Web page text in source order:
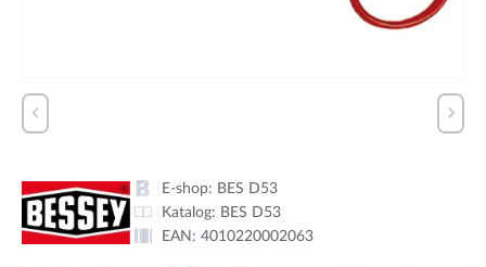
E-shop: BES D53
Katalog: BES D53
EAN: 4010220002063